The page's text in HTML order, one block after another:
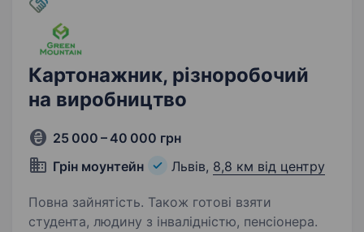
Картонажник, різноробочий
на виробництво
25 000 – 40 000 грн
Грін моунтейн
Львів, 8,8 км від центру
Повна зайнятість. Також готові взяти
студента, людину з інвалідністю, пенсіонера.